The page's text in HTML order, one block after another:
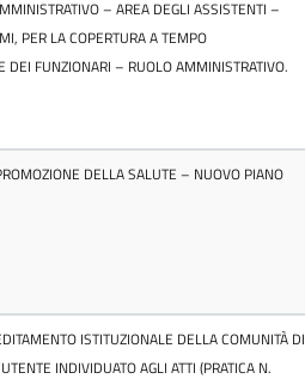
– AREA DEGLI ASSISTENTI –
PER LA COPERTURA A TEMPO
DEI FUNZIONARI – RUOLO AMMINISTRATIVO.
DELLA SALUTE – NUOVO PIANO
ISTITUZIONALE DELLA COMUNITÀ DI
INDIVIDUATO AGLI ATTI (PRATICA N.